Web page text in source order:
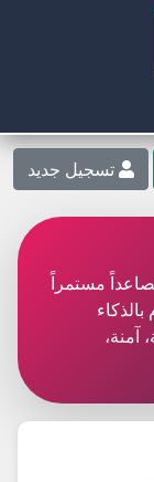
تسجيل جديد
مستمراً
آمنة،